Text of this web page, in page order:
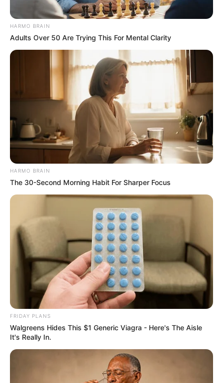
Iconic '90s Entertainment Couples We'll Never
Forget
BRAINBERRIES
The Bodyguard's Hidden Bloopers Revealed
BRAINBERRIES
HARMO BRAIN
Adults Over 50 Are Trying This For Mental Clarity
HARMO BRAIN
The 30-Second Morning Habit For Sharper Focus
FRIDAY PLANS
Walgreens Hides This $1 Generic Viagra - Here's The Aisle
It's Really In.